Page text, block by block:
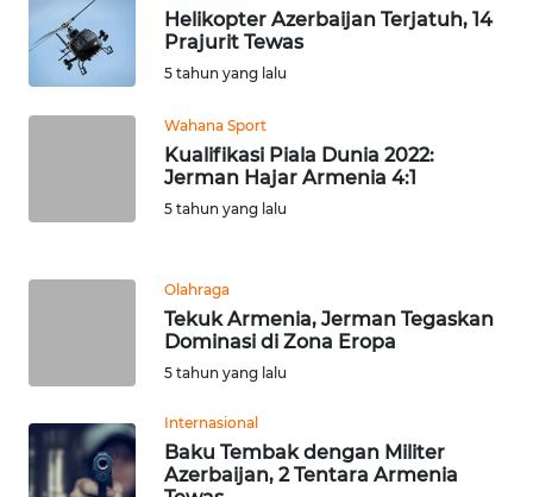
Helikopter Azerbaijan Terjatuh, 14
Prajurit Tewas
5 tahun yang lalu
Wahana Sport
Kualifikasi Piala Dunia 2022:
Jerman Hajar Armenia 4:1
5 tahun yang lalu
Olahraga
Tekuk Armenia, Jerman Tegaskan
Dominasi di Zona Eropa
5 tahun yang lalu
Internasional
Baku Tembak dengan Militer
Azerbaijan, 2 Tentara Armenia
WN
PAPUA
BARAT
WN
WN